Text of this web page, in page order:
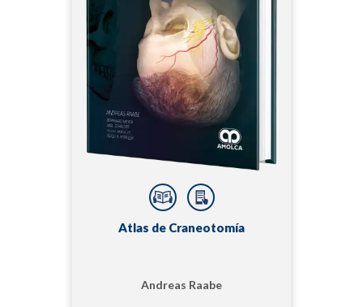
Atlas de Craneotomía
Andreas Raabe